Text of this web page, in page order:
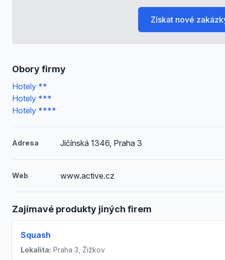
Obory firmy
Hotely **
Hotely ***
Hotely ****
Adresa Jičínská 1346, Praha 3
Web www.active.cz
Zajímavé produkty jiných firem
Squash
Lokalita: Praha 3, Žižkov
Získat nové